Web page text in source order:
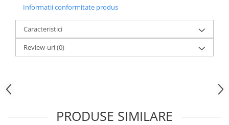
Informatii conformitate produs
Caracteristici
Review-uri(0)
PRODUSE SIMILARE